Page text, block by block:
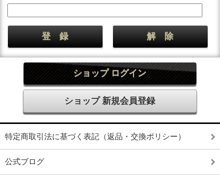
ショップ ログイン
ショップ 新規会員登録
特定商取引法に基づく表記（返品・交換ポリシー）
公式ブログ